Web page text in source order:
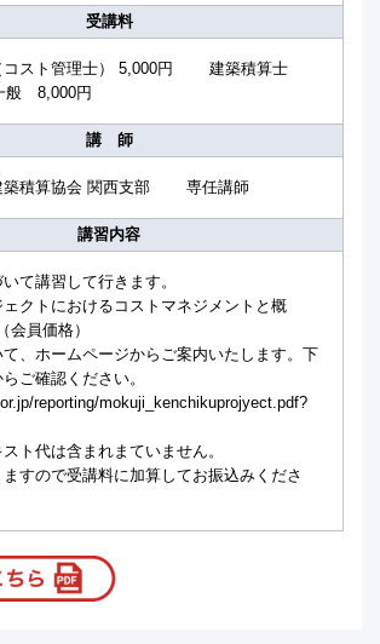
受講料
コスト管理士） 5,000円 建築積算士
8,000円
講 師
築積算協会 関西支部 専任講師
講習内容
て講習して行きます。
ェクトにおけるコストマネジメントと概
員価格）
、ホームページからご案内いたします。下
ご確認ください。
reporting/mokuji_kenchikuprojyect.pdf?
ト代は含まれまていません。
すので受講料に加算してお振込みくださ